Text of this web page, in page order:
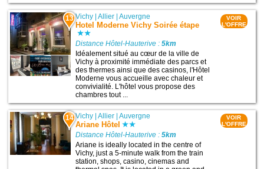
13 Vichy |Allier |Auvergne
Hotel Moderne Vichy Soirée étape
Distance Hôtel-Hauterive :5km
Idéalement situé au cœur de la ville de
Vichy à proximité immédiate des parcs et
des thermes ainsi que des casinos, l'Hôtel
Moderne vous accueille avec chaleur et
convivialité. L'hôtel vous propose des
chambres tout ...
VOIR
L'OFFRE
14 Vichy |Allier |Auvergne
Ariane Hôtel
Distance Hôtel-Hauterive :5km
Ariane is ideally located in the centre of
Vichy, just a 5-minute walk from the train
station, shops, casino, cinemas and
VOIR
L'OFFRE